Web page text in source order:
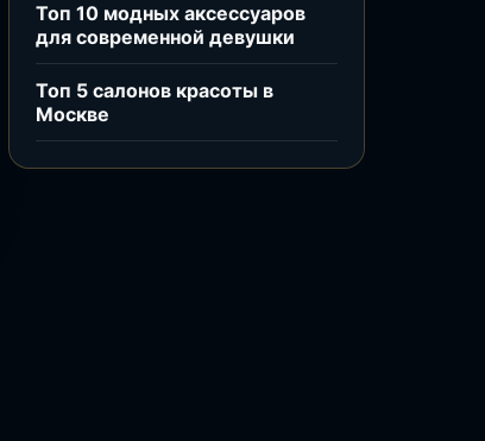
Топ 10 модных аксессуаров
для современной девушки
Топ 5 салонов красоты в
Москве